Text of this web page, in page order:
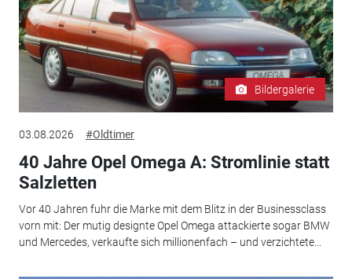
Bildergalerie
03.08.2026 #Oldtimer
40 Jahre Opel Omega A: Stromlinie statt
Salzletten
Vor 40 Jahren fuhr die Marke mit dem Blitz in der Businessclass
vorn mit: Der mutig designte Opel Omega attackierte sogar BMW
und Mercedes, verkaufte sich millionenfach – und verzichtete...